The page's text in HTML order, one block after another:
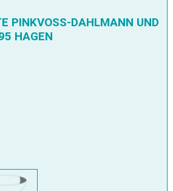
PINKVOSS-DAHLMANN UND
HAGEN